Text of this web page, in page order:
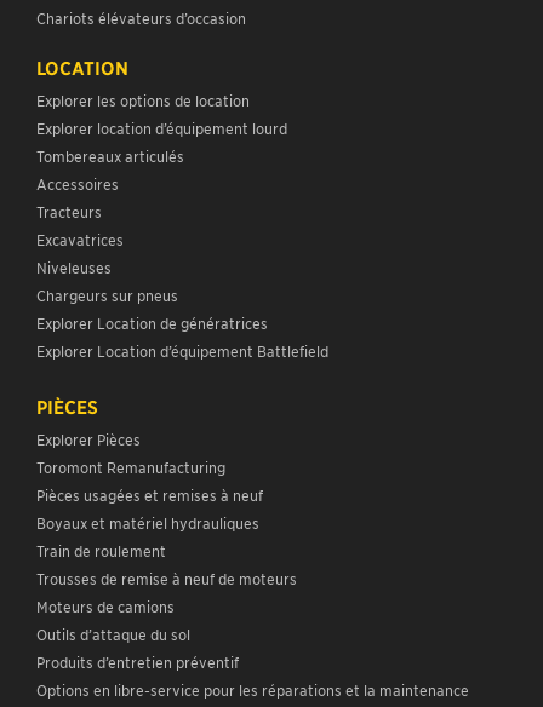
Chariots élévateurs d’occasion
LOCATION
Explorer les options de location
Explorer location d’équipement lourd
Tombereaux articulés
Accessoires
Tracteurs
Excavatrices
Niveleuses
Chargeurs sur pneus
Explorer Location de génératrices
Explorer Location d’équipement Battlefield
PIÈCES
Explorer Pièces
Toromont Remanufacturing
Pièces usagées et remises à neuf
Boyaux et matériel hydrauliques
Train de roulement
Trousses de remise à neuf de moteurs
Moteurs de camions
Outils d’attaque du sol
Produits d’entretien préventif
Options en libre-service pour les réparations et la maintenance